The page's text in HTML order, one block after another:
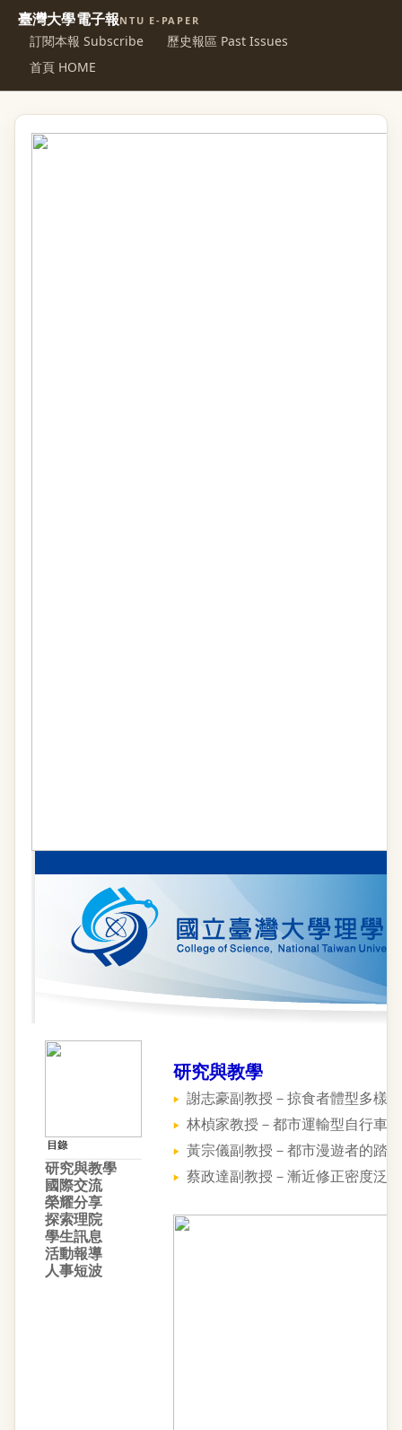
臺灣大學電子報NTU E-PAPER
訂閱本報 Subscribe
歷史報區 Past Issues
首頁 HOME
研究與教學
國際交流
榮耀分享
探索理院
學生訊息
活動報導
人事短波
研究與教學
謝志豪副教授－掠食者體型多樣
林楨家教授－都市運輸型自行車
黃宗儀副教授－都市漫遊者的踏
蔡政達副教授－漸近修正密度泛